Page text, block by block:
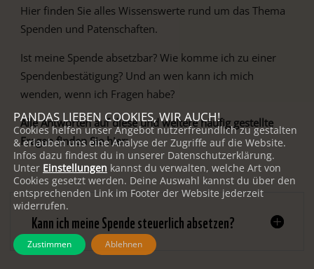
Hier finden Sie alles Wissenswerte rund um das Thema
Spenden und Patenschaften.
Ist meine Spende absetzbar? Wie komme ich zu einer
Spendenbestätigung? Und an wen kann ich mich
wenden, wenn ich Fragen habe?
Alle Antworten auf diese und weitere häufig gestellte
Fragen finden Sie hier:
Kann ich meine Spende steuerlich absetzen?
PANDAS LIEBEN COOKIES, WIR AUCH!
Cookies helfen unser Angebot nutzerfreundlich zu gestalten
& erlauben uns eine Analyse der Zugriffe auf die Website.
Infos dazu findest du in unserer Datenschutzerklärung.
Unter Einstellungen kannst du verwalten, welche Art von
Cookies gesetzt werden. Deine Auswahl kannst du über den
entsprechenden Link im Footer der Website jederzeit
widerrufen.
Zustimmen Ablehnen